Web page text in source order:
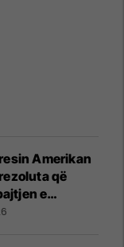
Amerikan
që
e
të